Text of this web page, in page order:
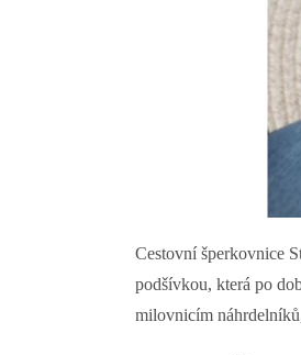
Cestovní šperkovnice
podšívkou, která po
milovnicím